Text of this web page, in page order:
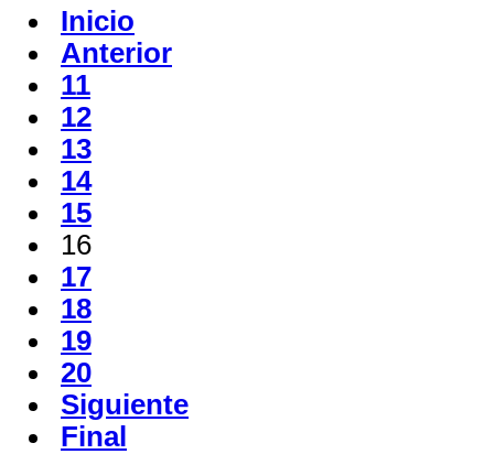
Inicio
Anterior
11
12
13
14
15
16
17
18
19
20
Siguiente
Final